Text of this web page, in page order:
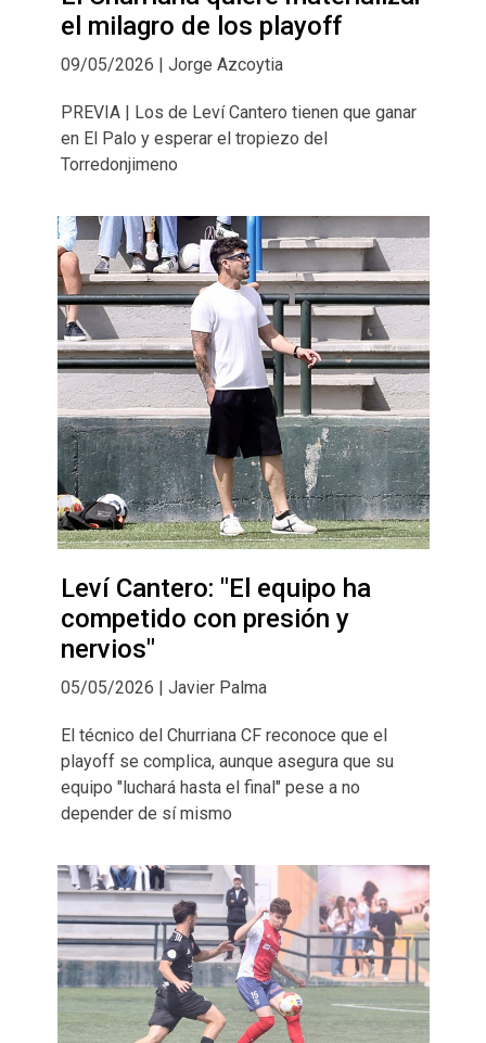
el milagro de los playoff
09/05/2026 | Jorge Azcoytia
PREVIA | Los de Leví Cantero tienen que ganar
en El Palo y esperar el tropiezo del
Torredonjimeno
Leví Cantero: "El equipo ha
competido con presión y
nervios"
05/05/2026 | Javier Palma
El técnico del Churriana CF reconoce que el
playoff se complica, aunque asegura que su
equipo "luchará hasta el final" pese a no
depender de sí mismo